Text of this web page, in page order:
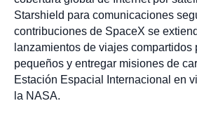
Starshield para comunicaciones
contribuciones de SpaceX se
lanzamientos de viajes compartidos
pequeños y entregar misiones de
Estación Espacial Internacional en
la NASA.